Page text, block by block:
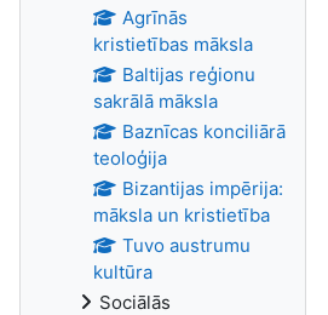
Agrīnās
kristietības māksla
Baltijas reģionu
sakrālā māksla
Baznīcas konciliārā
teoloģija
Bizantijas impērija:
māksla un kristietība
Tuvo austrumu
kultūra
Sociālās